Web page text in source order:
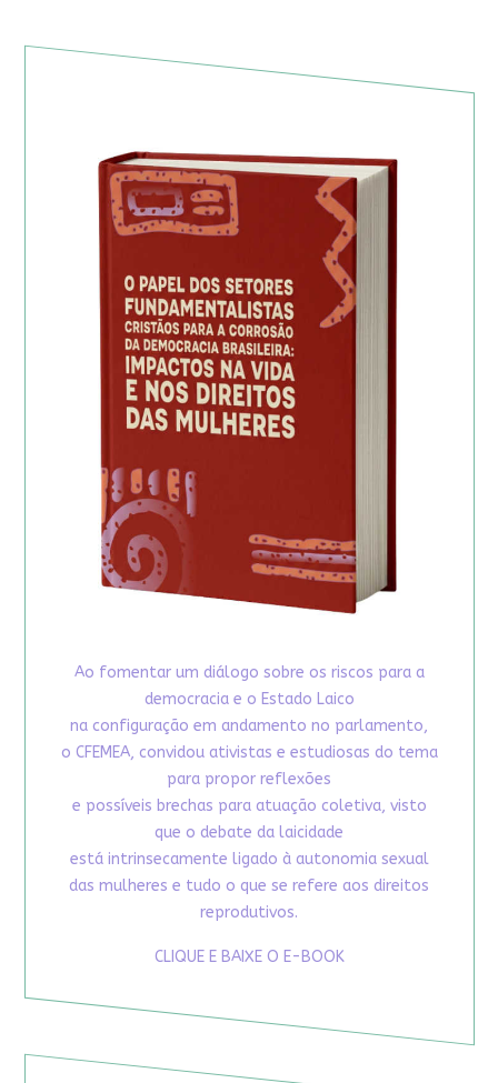
Ao fomentar um diálogo sobre os riscos para a
democracia e o Estado Laico
na configuração em andamento no parlamento,
o CFEMEA, convidou ativistas e estudiosas do tema
para propor reflexões
e possíveis brechas para atuação coletiva, visto
que o debate da laicidade
está intrinsecamente ligado à autonomia sexual
das mulheres e tudo o que se refere aos direitos
reprodutivos.
CLIQUE E BAIXE O E-BOOK